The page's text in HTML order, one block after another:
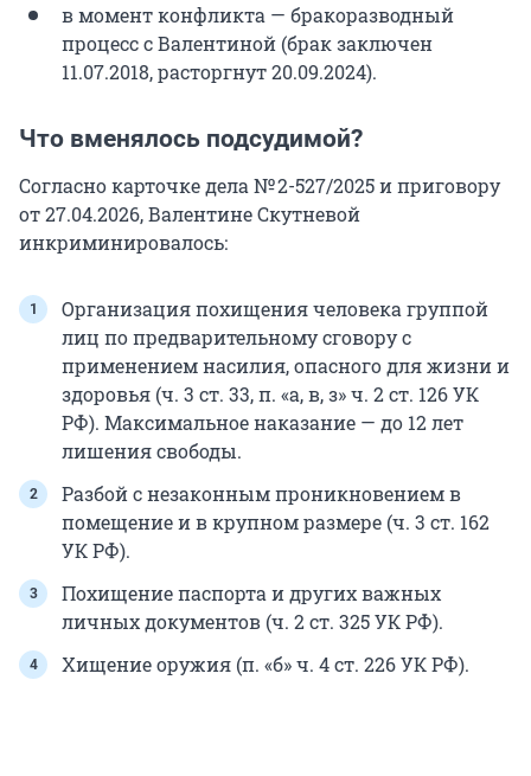
в момент конфликта — бракоразводный
процесс с Валентиной (брак заключен
11.07.2018, расторгнут 20.09.2024).
Что вменялось подсудимой?
Согласно карточке дела № 2-527/2025 и приговору
от 27.04.2026, Валентине Скутневой
инкриминировалось:
Организация похищения человека группой
лиц по предварительному сговору с
применением насилия, опасного для жизни и
здоровья (ч. 3 ст. 33, п. «а, в, з» ч. 2 ст. 126 УК
РФ). Максимальное наказание — до 12 лет
лишения свободы.
Разбой с незаконным проникновением в
помещение и в крупном размере (ч. 3 ст. 162
УК РФ).
Похищение паспорта и других важных
личных документов (ч. 2 ст. 325 УК РФ).
Хищение оружия (п. «б» ч. 4 ст. 226 УК РФ).